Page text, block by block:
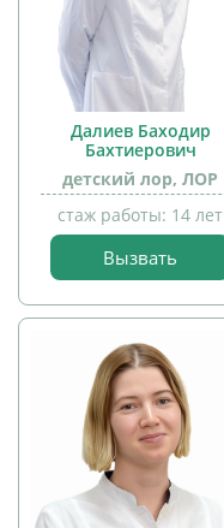
прием
детей
Далиев Баходир
Бахтиерович
детский лор, ЛОР
стаж работы: 14 лет
Вызвать